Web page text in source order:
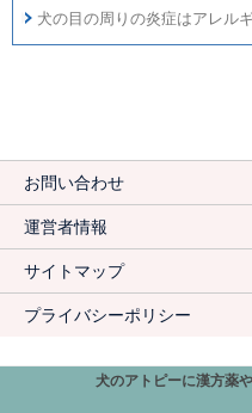
犬の目の周りの炎症はアレル
お問い合わせ
運営者情報
サイトマップ
プライバシーポリシー
犬のアトピーに漢方薬